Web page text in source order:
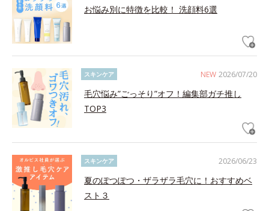
お悩み別に特徴を比較！ 洗顔料6選
NEW 2026/07/20
スキンケア
毛穴悩み”ごっそり”オフ！編集部ガチ推し
TOP3
2026/06/23
スキンケア
夏のぽつぽつ・ザラザラ毛穴に！おすすめベ
スト３